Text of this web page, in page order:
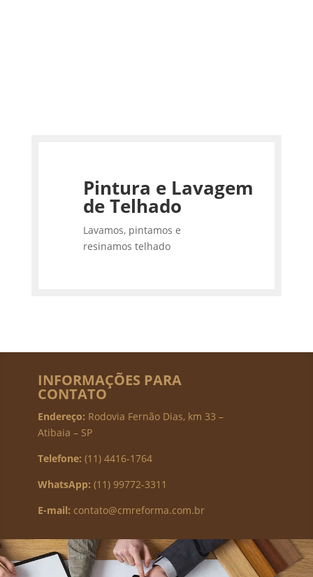
Pintura e Lavagem
de Telhado
Lavamos, pintamos e
resinamos telhado
INFORMAÇÕES PARA
CONTATO
Endereço: Rodovia Fernão Dias, km 33 –
Atibaia – SP
Telefone: (11) 4416-1764
WhatsApp: (11) 99772-3311
E-mail: contato@cmreforma.com.br